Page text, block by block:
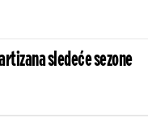
sledeće sezone